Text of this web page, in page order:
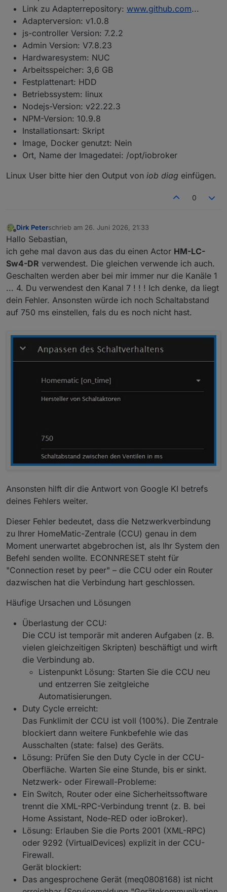
Link zu Adapterrepository: www.github.com...
Adapterversion: v1.0.8
js-controller Version: 7.2.2
Admin Version: V7.8.23
Hardwaresystem: NUC
Arbeitsspeicher: 3,6 GB
Festplattenart: HDD
Betriebssystem: linux
Nodejs-Version: v22.22.3
NPM-Version: 10.9.8
Installationsart: Skript
Image, Docker genutzt: Nein
Ort, Name der Imagedatei: /opt/iobroker
Linux User bitte hier den Output von iob diag einfügen.
0
Offline
Dirk Peterschrieb am 26. Juni 2026, 21:33
zuletzt editiert von
Hallo Sebastian,
ich gehe mal davon aus das du einen Actor HM-LC-
Sw4-DR verwendest. Die gleichen verwende ich auch.
Geschalten werden aber bei mir immer nur die Kanäle 1
... 4. Du verwendest den Kanal 7 ! ! ! Ich denke, da liegt
dein Fehler. Ansonsten würde ich noch Schaltabstand
auf 750 ms einstellen, fals du es noch nicht hast.
Ansonsten hilft dir die Antwort von Google KI betrefs
deines Fehlers weiter.
Dieser Fehler bedeutet, dass die Netzwerkverbindung
zu Ihrer HomeMatic-Zentrale (CCU) genau in dem
Moment unerwartet abgebrochen ist, als Ihr System den
Befehl senden wollte. ECONNRESET steht für
"Connection reset by peer" – die CCU oder ein Router
dazwischen hat die Verbindung hart geschlossen.
Häufige Ursachen und Lösungen
Überlastung der CCU:
Die CCU ist temporär mit anderen Aufgaben (z. B.
vielen gleichzeitigen Skripten) beschäftigt und wirft
die Verbindung ab.
Listenpunkt Lösung: Starten Sie die CCU neu
und entzerren Sie zeitgleiche
Automatisierungen.
Duty Cycle erreicht:
Das Funklimit der CCU ist voll (100%). Die Zentrale
blockiert dann weitere Funkbefehle wie das
Ausschalten (state: false) des Geräts.
Lösung: Prüfen Sie den Duty Cycle in der CCU-
Oberfläche. Warten Sie eine Stunde, bis er sinkt.
Netzwerk- oder Firewall-Probleme:
Ein Switch, Router oder eine Sicherheitssoftware
trennt die XML-RPC-Verbindung trennt (z. B. bei
Home Assistant, Node-RED oder ioBroker).
Lösung: Erlauben Sie die Ports 2001 (XML-RPC)
oder 9292 (VirtualDevices) explizit in der CCU-
Firewall.
Gerät blockiert:
Das angesprochene Gerät (meq0808168) ist nicht